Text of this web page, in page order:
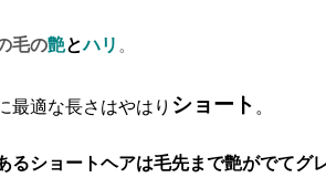
毛の艶とハリ 。
最適な長さはやはり ショート 。
るショートヘアは毛先まで艶がでてグ